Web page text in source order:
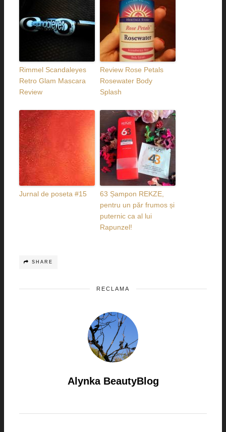
Rimmel Scandaleyes
Retro Glam Mascara
Review
Review Rose Petals
Rosewater Body
Splash
Jurnal de poseta #15
63 Șampon REKZE,
pentru un păr frumos și
puternic ca al lui
Rapunzel!
SHARE
RECLAMA
Alynka BeautyBlog